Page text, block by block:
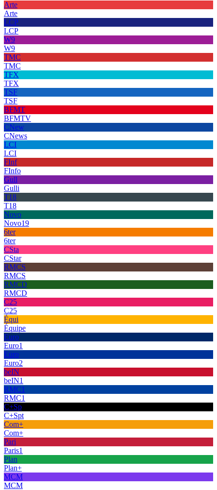
Arte
Arte
LCP
LCP
W9
W9
TMC
TMC
TFX
TFX
TSF
TSF
BFMT
BFMTV
CNew
CNews
LCI
LCI
FInf
FInfo
Gull
Gulli
T18
T18
Novo
Novo19
6ter
6ter
CSta
CStar
RMCS
RMCS
RMCD
RMCD
C25
C25
Équi
Équipe
Euro
Euro1
Euro
Euro2
beIN
beIN1
RMC1
RMC1
C+Sp
C+Spt
Com+
Com+
Pari
Paris1
Plan
Plan+
MCM
MCM